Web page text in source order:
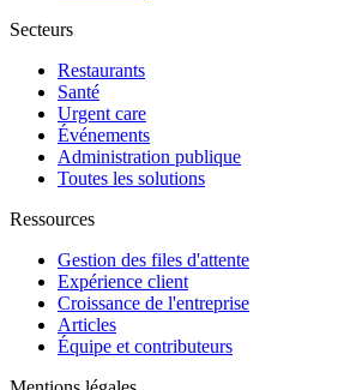
Secteurs
Restaurants
Santé
Urgent care
Événements
Administration publique
Toutes les solutions
Ressources
Gestion des files d'attente
Expérience client
Croissance de l'entreprise
Articles
Équipe et contributeurs